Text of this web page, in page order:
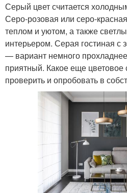
Серый цвет считается
Серо-розовая или серо-
теплом и уютом, а также
интерьером. Серая гостиная с
— вариант немного
приятный. Какое еще цветовое
проверить и опробовать в